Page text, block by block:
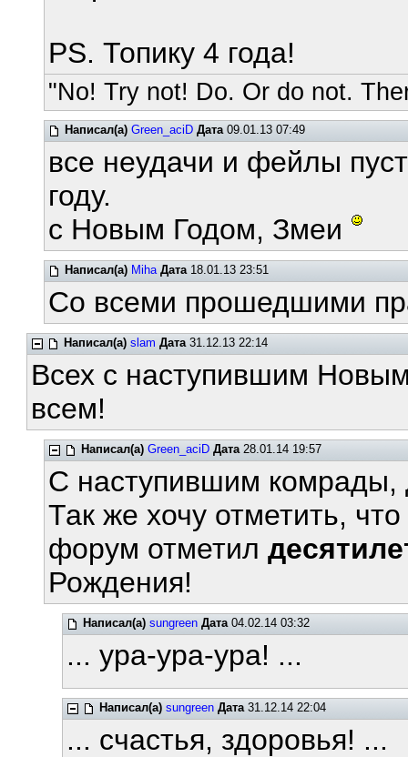
PS. Топику 4 года!
"No! Try not! Do. Or do not.
Написал(а) Green_aciD Дата09.01.13 07:49
все неудачи и фейлы
году.
с Новым Годом, Змеи
Написал(а) Miha Дата18.01.13 23:51
Со всеми прошедшими
Написал(а) slam Дата31.12.13 22:14
Всех с наступившим
всем!
Написал(а) Green_aciD Дата28.01.14 19:57
С наступившим
Так же хочу отметить,
форум отметил
Рождения!
Написал(а) sungreen Дата04.02.14 03:32
... ура-ура-ура! ...
Написал(а) sungreen Дата31.12.14 22:04
... счастья, здоровья! ...